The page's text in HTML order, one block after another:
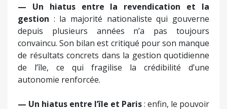
— Un hiatus entre la revendication et la
gestion : la majorité nationaliste qui gouverne
depuis plusieurs années n’a pas toujours
convaincu. Son bilan est critiqué pour son manque
de résultats concrets dans la gestion quotidienne
de l’île, ce qui fragilise la crédibilité d’une
autonomie renforcée.
— Un hiatus entre l’île et Paris: enfin, le pouvoir